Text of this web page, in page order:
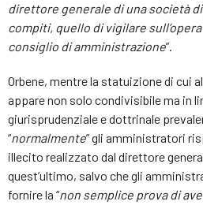
direttore generale di una società
compiti, quello di vigilare
consiglio di amministrazione”.
Orbene, mentre la statuizione di cui
appare non solo condivisibile ma in
giurisprudenziale e dottrinale
“normalmente” gli amministratori
illecito realizzato dal direttore
quest’ultimo, salvo che gli
fornire la “non semplice prova di